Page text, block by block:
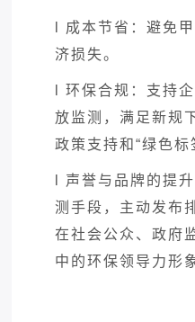
成本节省：避免
济损失。
环保合规：支持
放监测，满足新规
政策支持和“绿色标
声誉与品牌的提
测手段，主动发布
在社会公众、政府
中的环保领导力形